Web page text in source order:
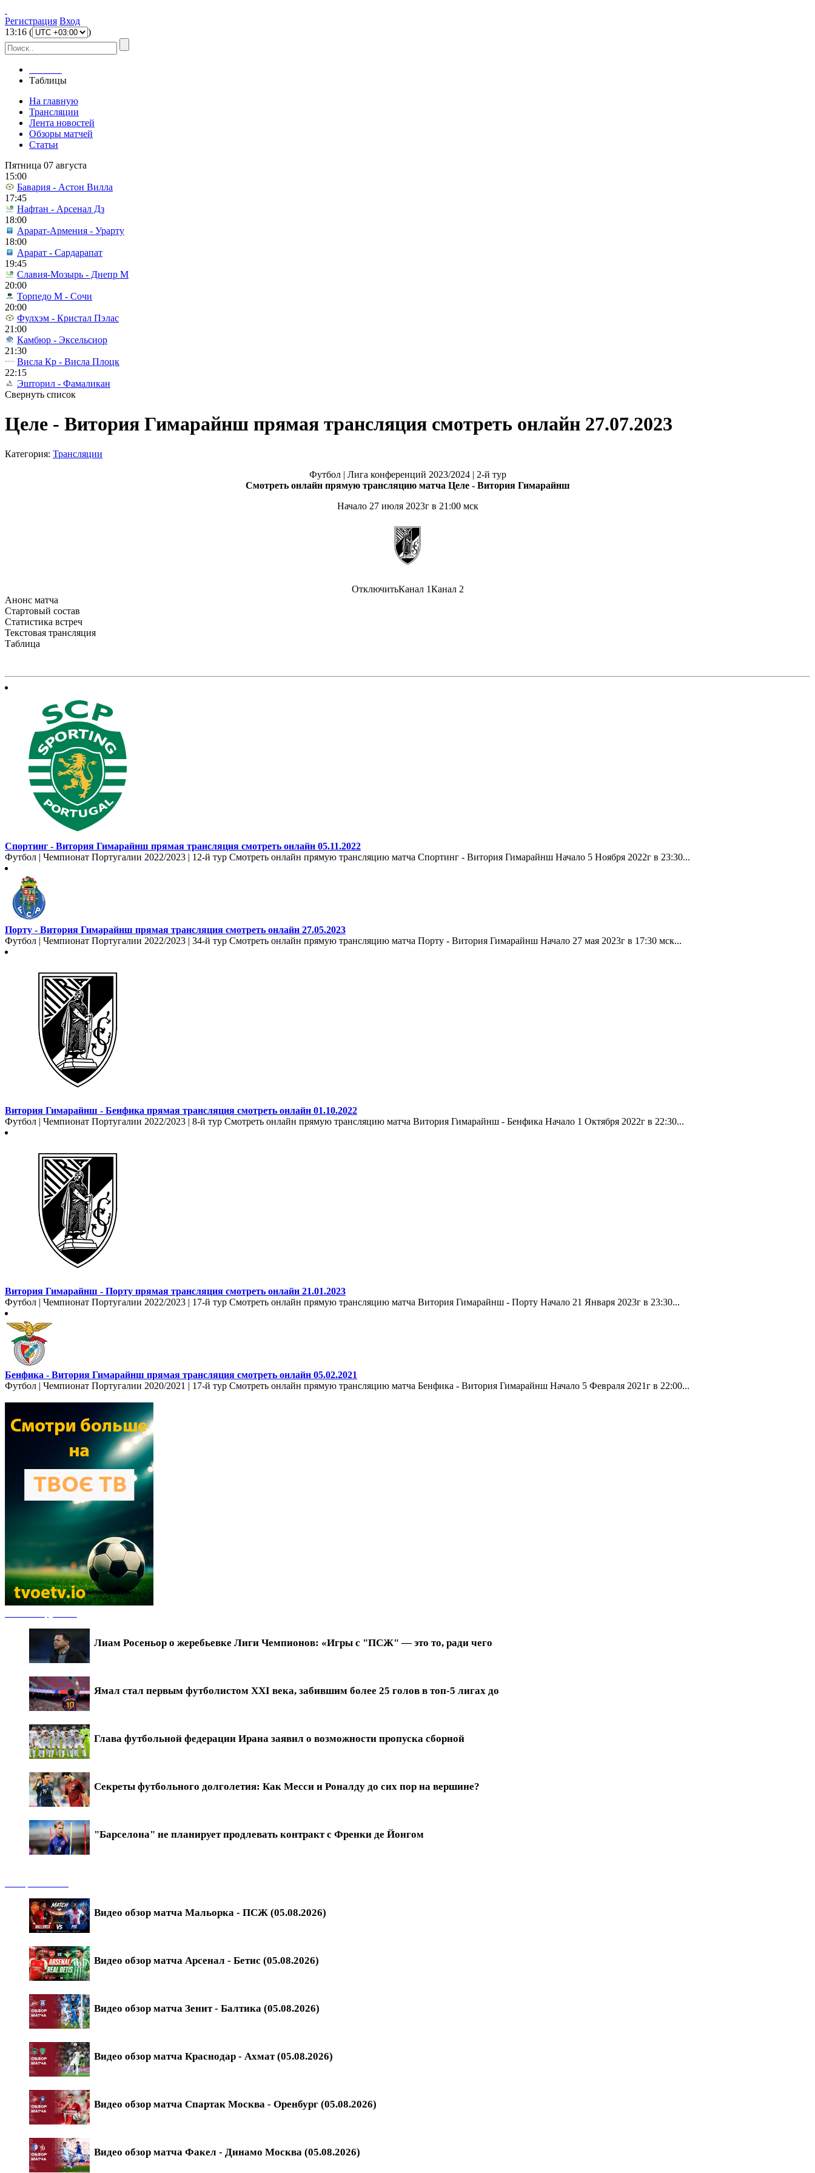
Регистрация Вход
13:16 ( )
Таблицы
На главную
Трансляции
Лента новостей
Обзоры матчей
Статьи
Пятница 07 августа
15:00
Бавария - Астон Вилла
17:45
Нафтан - Арсенал Дз
18:00
Арарат-Армения - Урарту
18:00
Арарат - Сардарапат
19:45
Славия-Мозырь - Днепр М
20:00
Торпедо М - Сочи
20:00
Фулхэм - Кристал Пэлас
21:00
Камбюр - Эксельсиор
21:30
Висла Кр - Висла Плоцк
22:15
Эшторил - Фамаликан
Свернуть список
Целе - Витория Гимарайнш прямая трансляция смотреть онлайн 27.07.2023
Категория: Трансляции
Футбол | Лига конференций 2023/2024 | 2-й тур
Смотреть онлайн прямую трансляцию матча Целе - Витория Гимарайнш
Начало 27 июля 2023г в 21:00 мск
ОтключитьКанал 1Канал 2
Анонс матча
Стартовый состав
Статистика встреч
Текстовая трансляция
Таблица
Спортинг - Витория Гимарайнш прямая трансляция смотреть онлайн 05.11.2022
Футбол | Чемпионат Португалии 2022/2023 | 12-й тур Смотреть онлайн прямую трансляцию матча Спортинг - Витория Гимарайнш Начало 5 Ноября 2022г в 23:30...
Порту - Витория Гимарайнш прямая трансляция смотреть онлайн 27.05.2023
Футбол | Чемпионат Португалии 2022/2023 | 34-й тур Смотреть онлайн прямую трансляцию матча Порту - Витория Гимарайнш Начало 27 мая 2023г в 17:30 мск...
Витория Гимарайнш - Бенфика прямая трансляция смотреть онлайн 01.10.2022
Футбол | Чемпионат Португалии 2022/2023 | 8-й тур Смотреть онлайн прямую трансляцию матча Витория Гимарайнш - Бенфика Начало 1 Октября 2022г в 22:30...
Витория Гимарайнш - Порту прямая трансляция смотреть онлайн 21.01.2023
Футбол | Чемпионат Португалии 2022/2023 | 17-й тур Смотреть онлайн прямую трансляцию матча Витория Гимарайнш - Порту Начало 21 Января 2023г в 23:30...
Бенфика - Витория Гимарайнш прямая трансляция смотреть онлайн 05.02.2021
Футбол | Чемпионат Португалии 2020/2021 | 17-й тур Смотреть онлайн прямую трансляцию матча Бенфика - Витория Гимарайнш Начало 5 Февраля 2021г в 22:00...
Лиам Росеньор о жеребьевке Лиги Чемпионов: «Игры с "ПСЖ" — это то, ради чего
Ямал стал первым футболистом XXI века, забившим более 25 голов в топ-5 лигах до
Глава футбольной федерации Ирана заявил о возможности пропуска сборной
Секреты футбольного долголетия: Как Месси и Роналду до сих пор на вершине?
"Барселона" не планирует продлевать контракт с Френки де Йонгом
Видео обзор матча Мальорка - ПСЖ (05.08.2026)
Видео обзор матча Арсенал - Бетис (05.08.2026)
Видео обзор матча Зенит - Балтика (05.08.2026)
Видео обзор матча Краснодар - Ахмат (05.08.2026)
Видео обзор матча Спартак Москва - Оренбург (05.08.2026)
Видео обзор матча Факел - Динамо Москва (05.08.2026)